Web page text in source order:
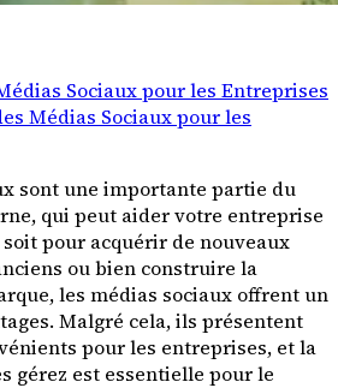
Sociaux pour les Entreprises
Médias Sociaux pour les
sont une importante partie du
qui peut aider votre entreprise
soit pour acquérir de nouveaux
ou bien construire la
les médias sociaux offrent un
Malgré cela, ils présentent
pour les entreprises, et la
gérez est essentielle pour le